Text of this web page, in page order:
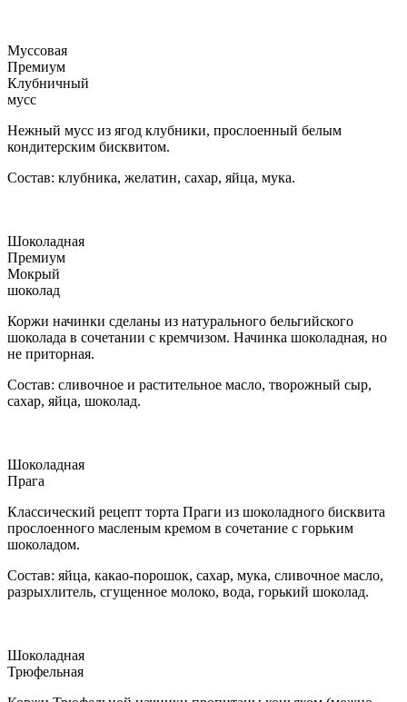
Муссовая
Премиум
Клубничный
мусс
Нежный мусс из ягод клубники, прослоенный белым
кондитерским бисквитом.
Состав: клубника, желатин, сахар, яйца, мука.
Шоколадная
Премиум
Мокрый
шоколад
Коржи начинки сделаны из натурального бельгийского
шоколада в сочетании с кремчизом. Начинка шоколадная, но
не приторная.
Состав: сливочное и растительное масло, творожный сыр,
сахар, яйца, шоколад.
Шоколадная
Прага
Классический рецепт торта Праги из шоколадного бисквита
прослоенного масленым кремом в сочетание с горьким
шоколадом.
Состав: яйца, какао-порошок, сахар, мука, сливочное масло,
разрыхлитель, сгущенное молоко, вода, горький шоколад.
Шоколадная
Трюфельная